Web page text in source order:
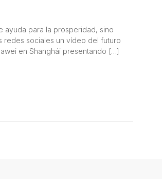
ayuda para la prosperidad, sino
redes sociales un vídeo del futuro
en Shanghái presentando […]